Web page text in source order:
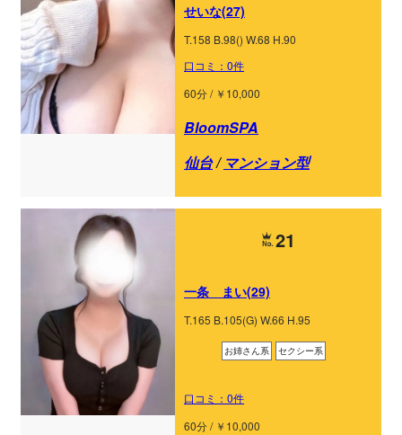
せいな(27)
T.158 B.98() W.68 H.90
口コミ：0件
60分 / ￥10,000
BloomSPA
仙台/ マンション型
21
一条 まい(29)
T.165 B.105(G) W.66 H.95
お姉さん系 セクシー系
口コミ：0件
60分 / ￥10,000